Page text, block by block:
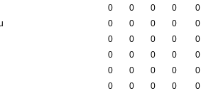
0 0 0 0 0
0 0 0 0 0
0 0 0 0 0
0 0 0 0 0
0 0 0 0 0
0 0 0 0 0